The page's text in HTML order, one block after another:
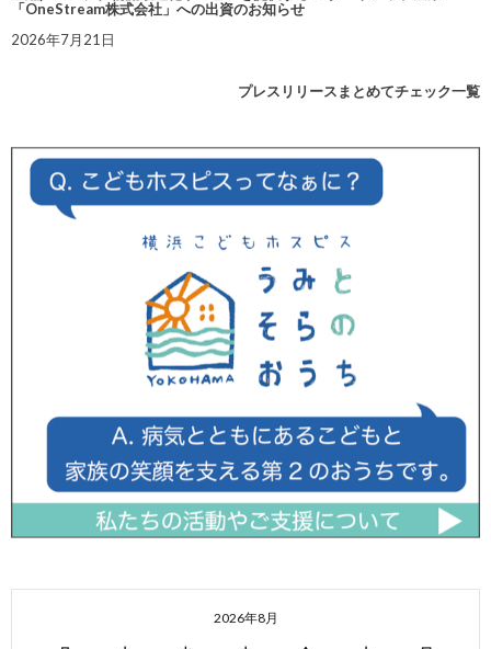
「OneStream株式会社」への出資のお知らせ
2026年7月21日
プレスリリースまとめてチェック一覧
2026年8月